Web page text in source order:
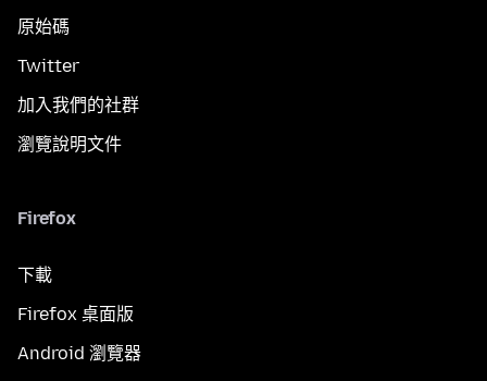
原始碼
Twitter
加入我們的社群
瀏覽說明文件
Firefox
下載
Firefox 桌面版
Android 瀏覽器